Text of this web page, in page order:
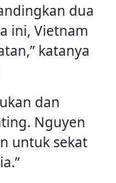
dua
ini, Vietnam
katanya
dan
Nguyen
untuk sekat